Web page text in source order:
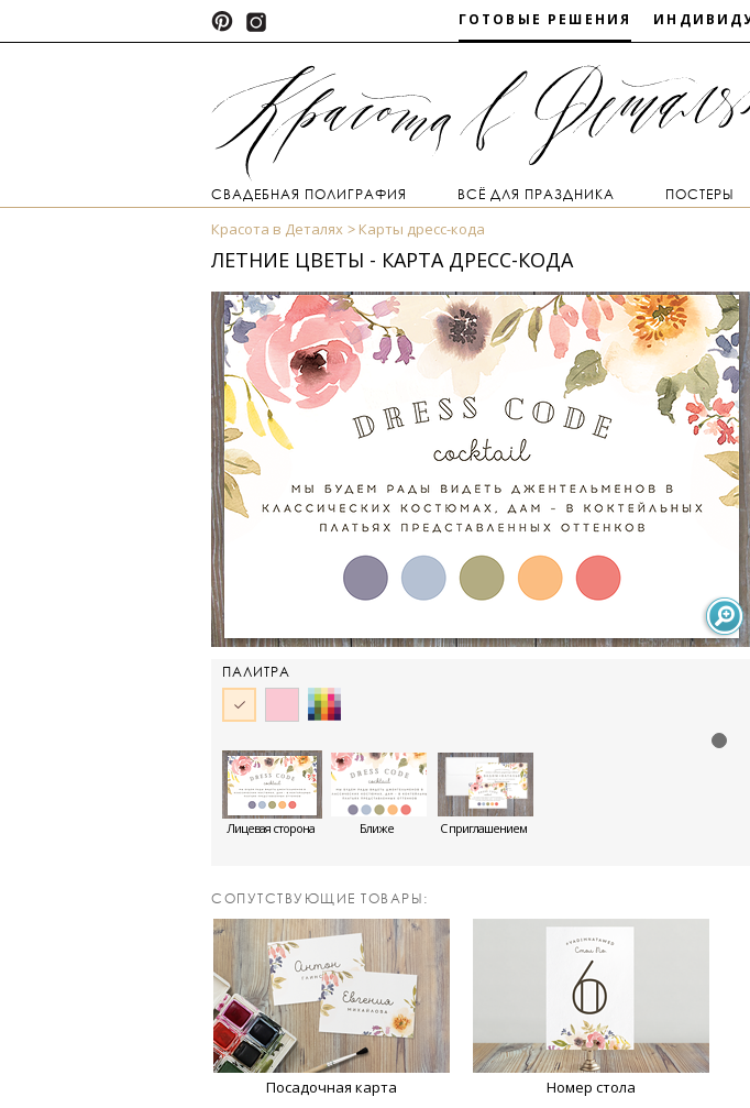
ГОТОВЫЕ РЕШЕНИЯ
СВАДЕБНАЯ ПОЛИГРАФИЯ ВСЁ ДЛЯ ПРАЗДНИКА ПОСТЕРЫ
Красота в Деталях Карты дресс-кода
ЛЕТНИЕ ЦВЕТЫ - КАРТА ДРЕСС-КОДА
ПАЛИТРА
Лицевая сторона Ближе С приглашением
CОПУТСТВУЮЩИЕ ТОВАРЫ:
Посадочная карта Номер стола